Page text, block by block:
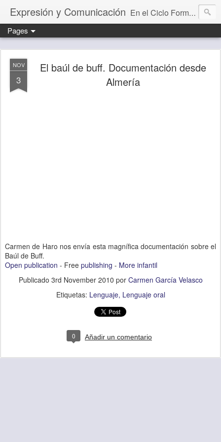
Expresión y Comunicación En el Ciclo Formativo "Educación Infantil" aprendemos a programar y evaluar situaciones de aprendizaje que desarrollan la capacidad comunicativa.
Pages
NOV
3
El baúl de buff. Documentación desde
Almería
Carmen de Haro nos envía esta magnífica documentación sobre el
Baúl de Buff.
Open publication - Free publishing - More infantil
Publicado 3rd November 2010 por Carmen García Velasco
Etiquetas: Lenguaje Lenguaje oral
0 Añadir un comentario